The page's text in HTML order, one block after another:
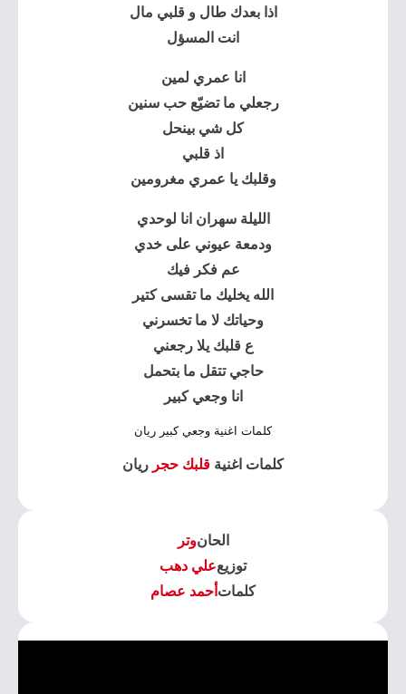
اذا بعدك طال و قلبي مال
انت المسؤل
انا عمري لمين
رجعلي ما تضيّع حب سنين
كل شي بينحل
اذ قلبي
وقلبك يا عمري مغرومين
الليلة سهران انا لوحدي
ودمعة عيوني على خدي
عم فكر فيك
الله يخليك ما تقسى كتير
وحياتك لا ما تخسرني
ع قلبك يلا رجعني
حاجي تتقل ما بتحمل
انا وجعي كبير
كلمات اغنية وجعي كبير ريان
كلمات اغنية قلبك حجر ريان
الحانوتر
توزيععلي دهب
كلمات أحمد عصام